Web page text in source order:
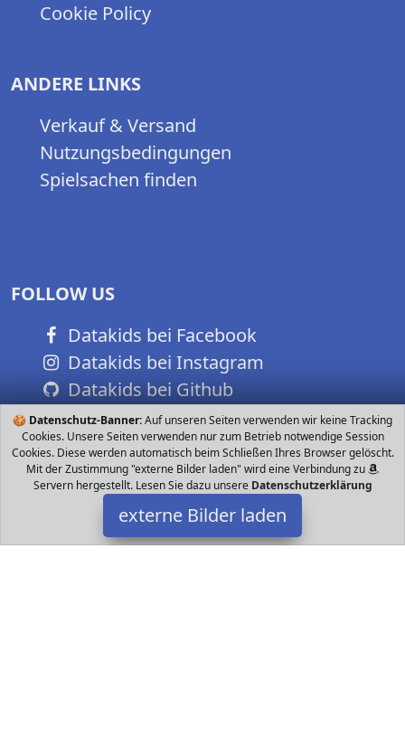
🍪 Datenschutz-Banner:Auf unseren Seiten verwenden wir keine Tracking
Cookies. Unsere Seiten verwenden nur zum Betrieb notwendige Session
Cookies. Diese werden automatisch beim Schließen Ihres Browser gelöscht.
Mit der Zustimmung "externe Bilder laden" wird eine Verbindung zu
Servern hergestellt. Lesen Sie dazu unsere Datenschutzerklärung
externe Bilder laden
Cookie Policy
ANDERE LINKS
Verkauf & Versand
Nutzungsbedingungen
Spielsachen finden
FOLLOW US
Datakids bei Facebook
Datakids bei Instagram
Datakids bei Github